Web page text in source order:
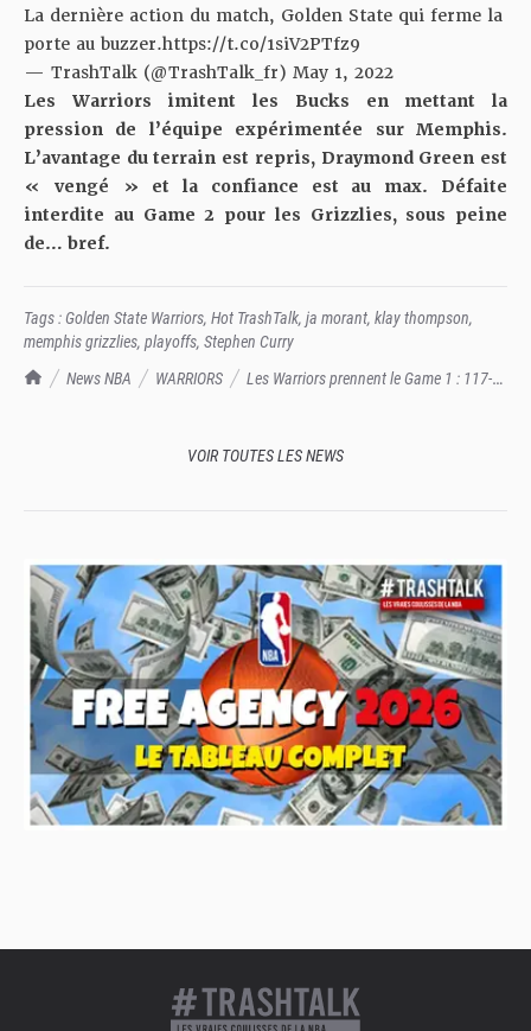
TrashTalk Actu NBA
News NBA WARRIORS
Les Warriors prennent le Game 1 : 117-
La dernière action du match, Golden State qui ferme la
porte au buzzer.https://t.co/1siV2PTfz9
— TrashTalk (@TrashTalk_fr) May 1, 2022
Les Warriors imitentles Bucks en mettant la
pression de l’équipe expérimentée sur Memphis.
L’avantage du terrain est repris, Draymond Green est
« vengé » et la confiance est au max. Défaite
interdite au Game 2 pour les Grizzlies, sous peine
de… bref.
Tags :Golden State Warriors, Hot TrashTalk, ja morant, klay thompson,
memphis grizzlies, playoffs, Stephen Curry
VOIR TOUTES LES NEWS